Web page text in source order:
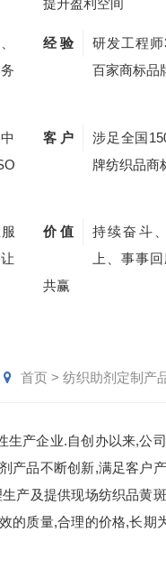
经 验
研发工程
百家商标品
客 户
涉足全国
牌纺织品商
价 值
持续奋斗
上、事事
共赢
首页 > 纺织助剂定制产
产企业.自创办以来,公
产品不断创新,满足客户
产及提供现场纺织品黄
的质量,合理的价格,长期